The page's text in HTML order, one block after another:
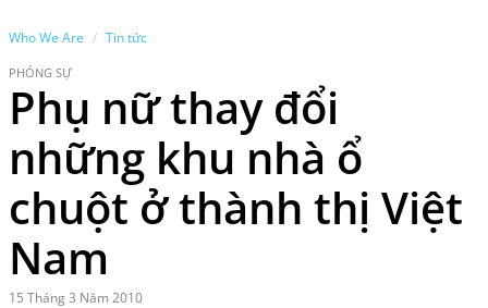
Who We Are Tin tức
PHÓNG SỰ
Phụ nữ thay đổi
những khu nhà ổ
chuột ở thành thị Việt
Nam
15 Tháng 3 Năm 2010